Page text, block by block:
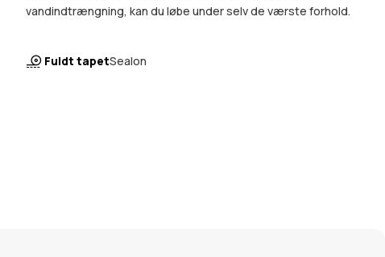
vandindtrængning, kan du løbe under selv de værste forhold.
Fuldt tapetSealon